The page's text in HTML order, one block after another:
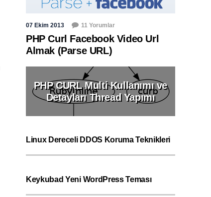
07 Ekim 2013 11 Yorumlar
PHP Curl Facebook Video Url
Almak (Parse URL)
PHP CURL Multi Kullanımı ve
Detayları Thread Yapımı
Linux Dereceli DDOS Koruma Teknikleri
Keykubad Yeni WordPress Teması